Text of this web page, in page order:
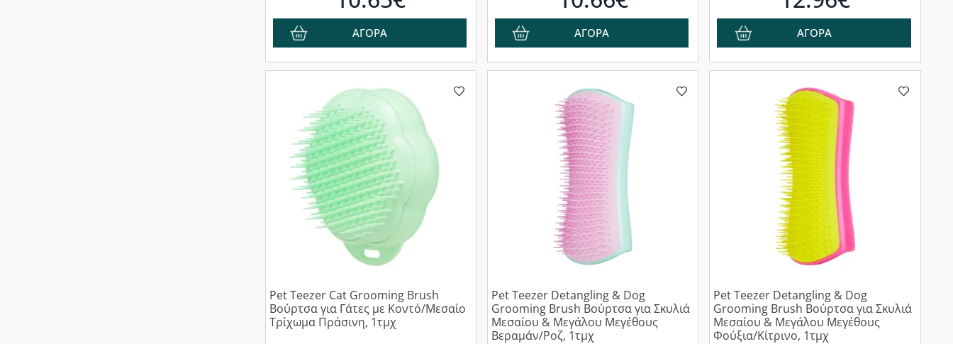
ΑΓΟΡΑ ΑΓΟΡΑ ΑΓΟΡΑ
Pet Teezer Cat Grooming Brush
Βούρτσα για Γάτες με Κοντό/Μεσαίο
Τρίχωμα Πράσινη, 1τμχ
Pet Teezer Detangling & Dog
Grooming Brush Βούρτσα για Σκυλιά
Μεσαίου & Μεγάλου Μεγέθους
Βεραμάν/Ροζ, 1τμχ
Pet Teezer Detangling & Dog
Grooming Brush Βούρτσα για Σκυλιά
Μεσαίου & Μεγάλου Μεγέθους
Φούξια/Κίτρινο, 1τμχ